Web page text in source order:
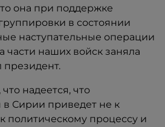
она при поддержке
в состоянии
наступательные операции
части наших войск заняла
президент.
надеется, что
Сирии приведет не к
политическому процессу и